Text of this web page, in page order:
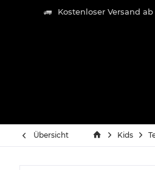
Kostenloser Versand
Übersicht Kids